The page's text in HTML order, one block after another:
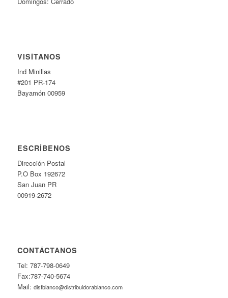
VISÍTANOS
Ind Minillas
#201 PR-174
Bayamón 00959
ESCRÍBENOS
Dirección Postal
P.O Box 192672
San Juan PR
00919-2672
CONTÁCTANOS
Tel: 787-798-0649
Fax:787-740-5674
Mail: distblanco@distribuidorablanco.com